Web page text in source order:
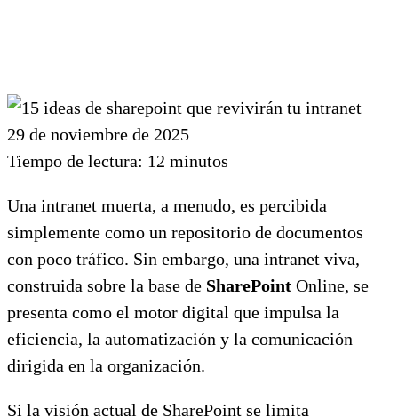
29 de noviembre de 2025
Tiempo de lectura: 12 minutos
Una intranet muerta, a menudo, es percibida
simplemente como un repositorio de documentos
con poco tráfico. Sin embargo, una intranet viva,
construida sobre la base de SharePoint Online, se
presenta como el motor digital que impulsa la
eficiencia, la automatización y la comunicación
dirigida en la organización.
Si la visión actual de SharePoint se limita